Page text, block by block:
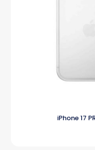
iPhone 17